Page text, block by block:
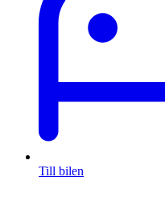
Till bilen